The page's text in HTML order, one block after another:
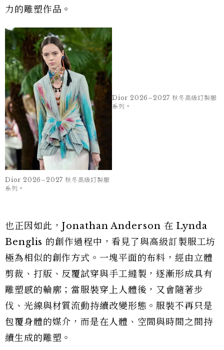
力的雕塑作品。
Dior 2026–2027 秋冬高級訂製服
系列。
也正因如此，Jonathan Anderson 在 Lynda
Benglis 的創作過程中，看見了與高級訂製服工坊
極為相似的創作方式。一塊平面的布料，經由立體
剪裁、打版、反覆試穿與手工縫製，逐漸形成具有
雕塑感的輪廓；當服裝穿上人體後，又會隨著步
伐、光線與材質流動持續改變形態。服裝不再只是
包覆身體的媒介，而是在人體、空間與時間之間持
續生成的雕塑。